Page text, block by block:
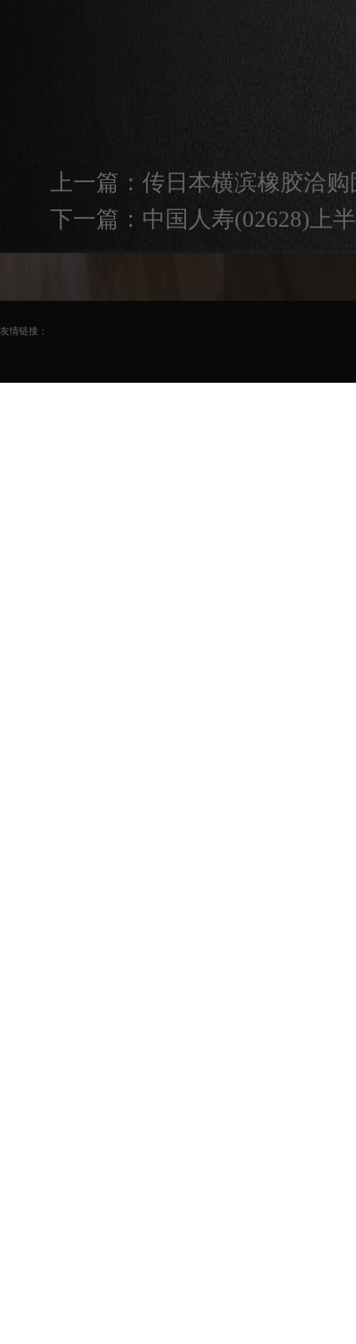
上一篇： 传日本横滨橡胶洽
下一篇： 中国人寿(02628)上
友情链接：